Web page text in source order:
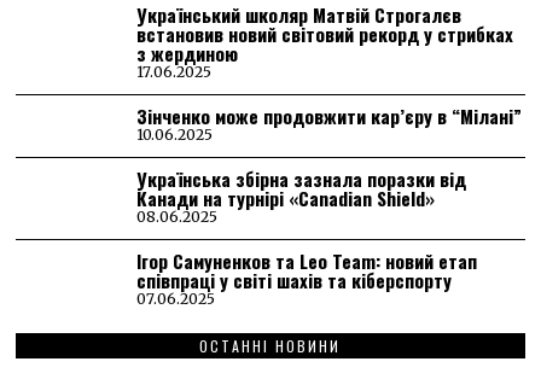
Український школяр Матвій Строгалєв
встановив новий світовий рекорд у стрибках
з жердиною
17.06.2025
Зінченко може продовжити кар’єру в “Мілані”
10.06.2025
Українська збірна зазнала поразки від
Канади на турнірі «Canadian Shield»
08.06.2025
Ігор Самуненков та Leo Team: новий етап
співпраці у світі шахів та кіберспорту
07.06.2025
ОСТАННІ НОВИНИ